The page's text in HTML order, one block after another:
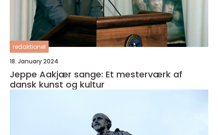
redaktionel
18. January 2024
Jeppe Aakjær sange: Et mesterværk af
dansk kunst og kultur